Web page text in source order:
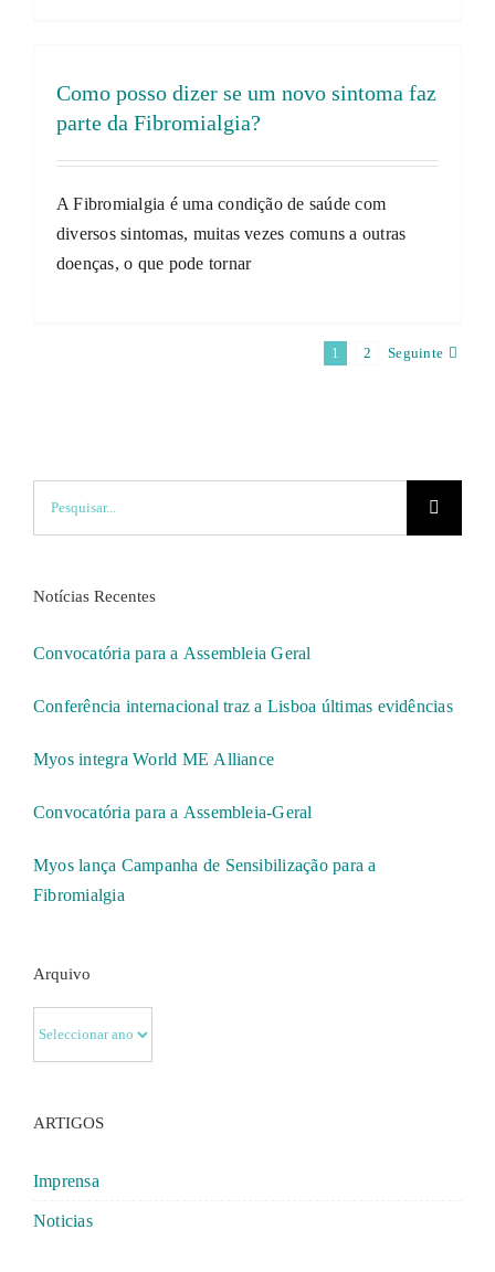
Como posso dizer se um novo sintoma faz
parte da Fibromialgia?
A Fibromialgia é uma condição de saúde com
diversos sintomas, muitas vezes comuns a outras
doenças, o que pode tornar
1 2 Seguinte
Notícias Recentes
Convocatória para a Assembleia Geral
Conferência internacional traz a Lisboa últimas evidências
Myos integra World ME Alliance
Convocatória para a Assembleia-Geral
Myos lança Campanha de Sensibilização para a
Fibromialgia
Arquivo
ARTIGOS
Imprensa
Noticias